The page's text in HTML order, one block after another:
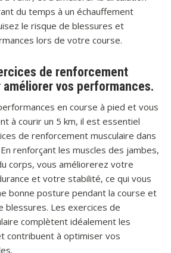
du temps à un échauffement
le risque de blessures et
lors de votre course.
de renforcement
vos performances.
en course à pied et vous
à courir un 5 km, il est essentiel
de renforcement musculaire dans
renforçant les muscles des jambes,
corps, vous améliorerez votre
et votre stabilité, ce qui vous
bonne posture pendant la course et
blessures. Les exercices de
complètent idéalement les
contribuent à optimiser vos